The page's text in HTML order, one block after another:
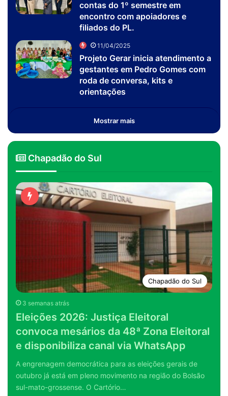
contas do 1º semestre em
encontro com apoiadores e
filiados do PL.
11/04/2025
Projeto Gerar inicia atendimento a
gestantes em Pedro Gomes com
roda de conversa, kits e
orientações
Mostrar mais
Chapadão do Sul
Chapadão do Sul
3 semanas atrás
Eleições 2026: Justiça Eleitoral
convoca mesários da 48ª Zona Eleitoral
e disponibiliza canal via WhatsApp
A engrenagem democrática para as eleições gerais de
outubro já está em pleno movimento na região do Bolsão
sul-mato-grossense. O Cartório…